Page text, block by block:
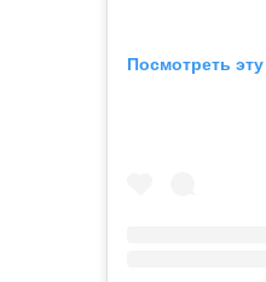
Посмотреть